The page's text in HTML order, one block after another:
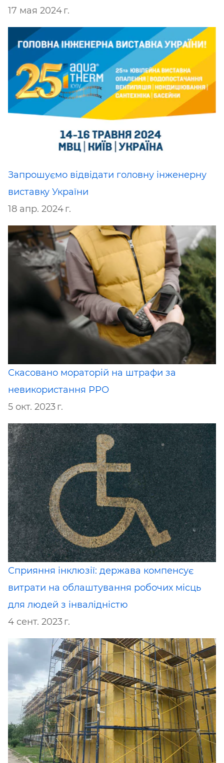
17 мая 2024 г.
Запрошуємо відвідати головну інженерну
виставку України
18 апр. 2024 г.
Скасовано мораторій на штрафи за
невикористання РРО
5 окт. 2023 г.
Сприяння інклюзії: держава компенсує
витрати на облаштування робочих місць
для людей з інвалідністю
4 сент. 2023 г.